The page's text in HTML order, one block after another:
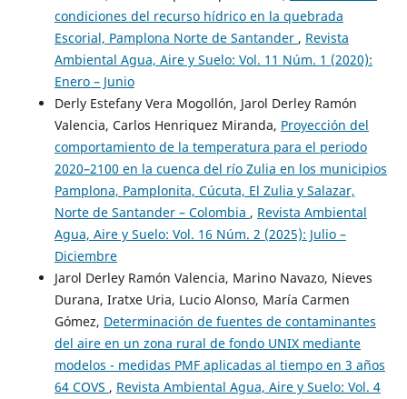
condiciones del recurso hídrico en la quebrada
Escorial, Pamplona Norte de Santander , Revista
Ambiental Agua, Aire y Suelo: Vol. 11 Núm. 1 (2020):
Enero – Junio
Derly Estefany Vera Mogollón, Jarol Derley Ramón
Valencia, Carlos Henriquez Miranda, Proyección del
comportamiento de la temperatura para el periodo
2020–2100 en la cuenca del río Zulia en los municipios
Pamplona, Pamplonita, Cúcuta, El Zulia y Salazar,
Norte de Santander – Colombia , Revista Ambiental
Agua, Aire y Suelo: Vol. 16 Núm. 2 (2025): Julio –
Diciembre
Jarol Derley Ramón Valencia, Marino Navazo, Nieves
Durana, Iratxe Uria, Lucio Alonso, María Carmen
Gómez, Determinación de fuentes de contaminantes
del aire en un zona rural de fondo UNIX mediante
modelos - medidas PMF aplicadas al tiempo en 3 años
64 COVS , Revista Ambiental Agua, Aire y Suelo: Vol. 4